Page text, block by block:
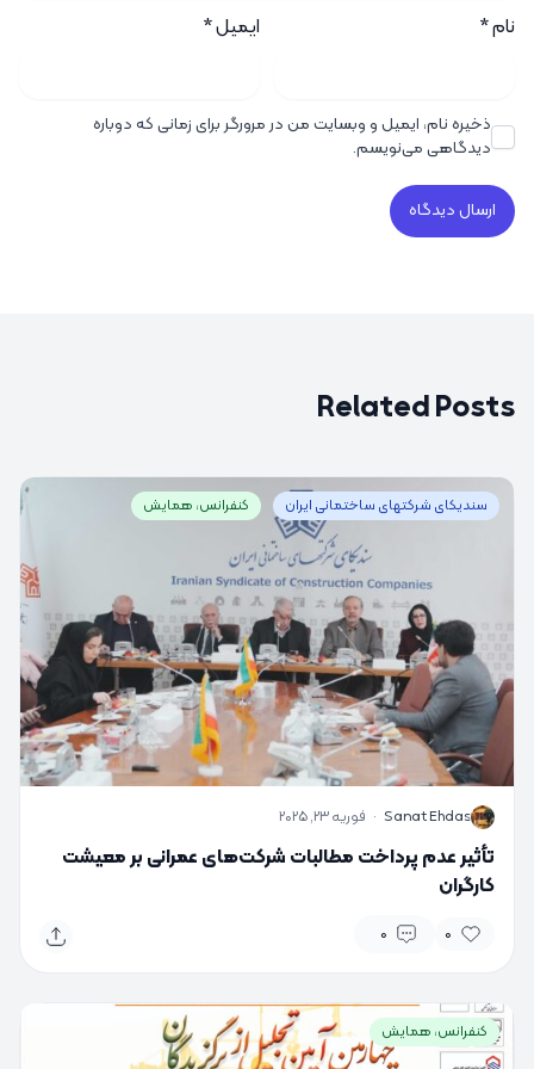
نام* ایمیل*
ذخیره نام، ایمیل و وبسایت من در مرورگر برای زمانی که دوباره
دیدگاهی می‌نویسم.
Related Posts
سندیکای شرکتهای ساختمانی ایران کنفرانس، همایش
S
Sanat Ehdas
· فوریه 23, 2025
تأثیر عدم پرداخت مطالبات شرکت‌های عمرانی بر معیشت
کارگران
0
0
کنفرانس، همایش